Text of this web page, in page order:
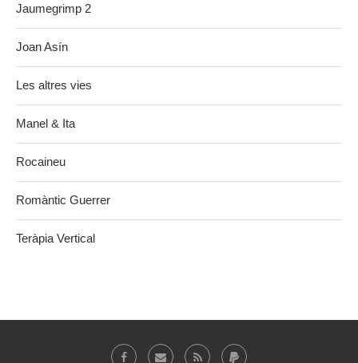
Jaumegrimp 2
Joan Asín
Les altres vies
Manel & Ita
Rocaineu
Romàntic Guerrer
Teràpia Vertical